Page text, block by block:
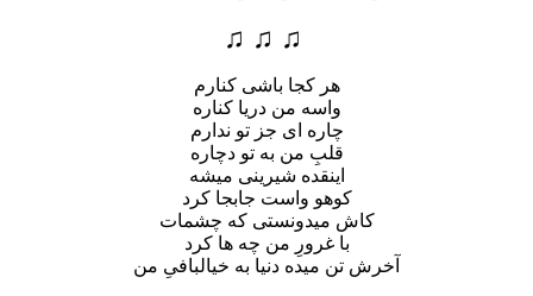
♫ ♫ ♫
هر کجا باشی کنارم
واسه من دریا کناره
چاره ای جز تو ندارم
قلبِ من به تو دچاره
اینقده شیرینی میشه
کوهو واست جابجا کرد
کاش میدونستی که چشمات
با غرورِ من چه ها کرد
آخرش تن میده دنیا به خیالبافیِ من